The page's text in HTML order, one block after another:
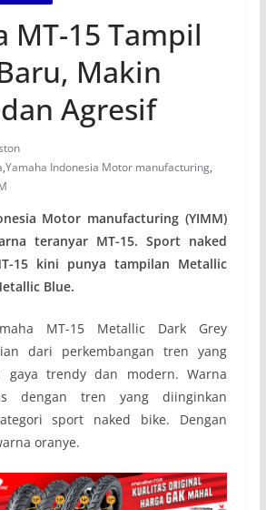
MT-15 Tampil
Makin
Agresif
,Yamaha Indonesia Motor manufacturing,
Motor manufacturing (YIMM)
teranyar MT-15. Sport naked
15 kini punya tampilan Metallic
Blue.
MT-15 Metallic Dark Grey
dari perkembangan tren yang
gaya trendy dan modern. Warna
dengan tren yang diinginkan
sport naked bike. Dengan
oranye.